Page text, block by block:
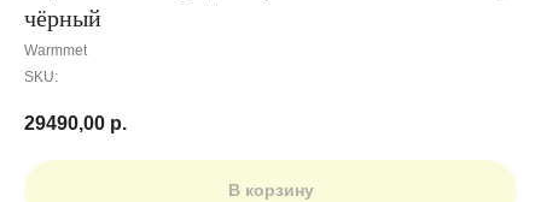
чёрный
Warmmet
SKU:
29490,00 р.
В корзину